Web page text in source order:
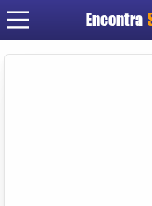
Encontra